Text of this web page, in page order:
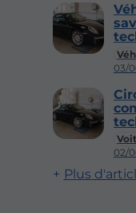
03/
02/
Plus